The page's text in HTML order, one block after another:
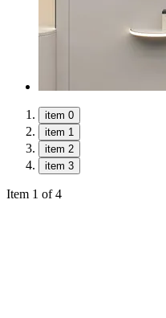
item 0
item 1
item 2
item 3
Item 1 of 4